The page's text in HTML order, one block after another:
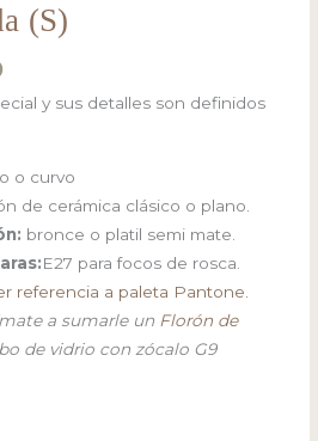
(S)
y sus detalles son definidos
o curvo
de cerámica clásico o plano.
bronce o platil semi mate.
E27 para focos de rosca.
referencia a paleta Pantone.
a sumarle un Florón de
de vidrio con zócalo G9